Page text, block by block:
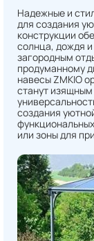
Надежные и
для создания
конструкции
солнца, дождя
загородным
продуманному
навесы ZMKIO
станут
создания
или зоны для